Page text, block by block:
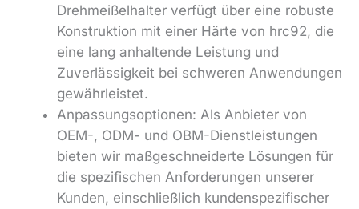
Drehmeißelhalter verfügt über eine robuste
Konstruktion mit einer Härte von hrc92, die
eine lang anhaltende Leistung und
Zuverlässigkeit bei schweren Anwendungen
gewährleistet.
Anpassungsoptionen: Als Anbieter von
OEM-, ODM- und OBM-Dienstleistungen
bieten wir maßgeschneiderte Lösungen für
die spezifischen Anforderungen unserer
Kunden, einschließlich kundenspezifischer